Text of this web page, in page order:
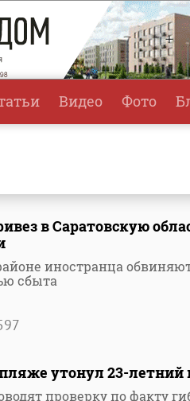
Видео Фото
в Саратовскую
иностранца
сбыта
утонул 23-летний
проверку по факту